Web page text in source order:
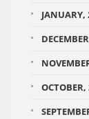
JANUARY,
OCTOBER,